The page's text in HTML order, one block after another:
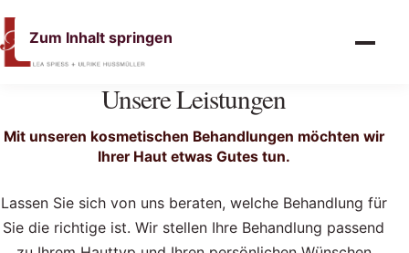
Zum Inhalt springen
Unsere Leistungen
Mit unseren kosmetischen Behandlungen möchten wir
Ihrer Haut etwas Gutes tun.
Lassen Sie sich von uns beraten, welche Behandlung für
Sie die richtige ist. Wir stellen Ihre Behandlung passend